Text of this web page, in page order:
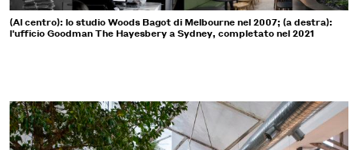
(Al centro): lo studio Woods Bagot di Melbourne nel 2007; (a destra):
l'ufficio Goodman The Hayesbery a Sydney, completato nel 2021